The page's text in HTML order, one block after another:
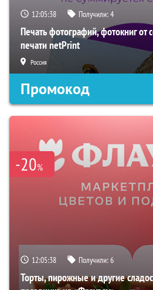
12:05:37 Получили:4
Печать фотографий, фотокниг от
печати netPrint
Россия
Промокод
-20%
12:05:37 Получили:6
Торты, пирожные и другие